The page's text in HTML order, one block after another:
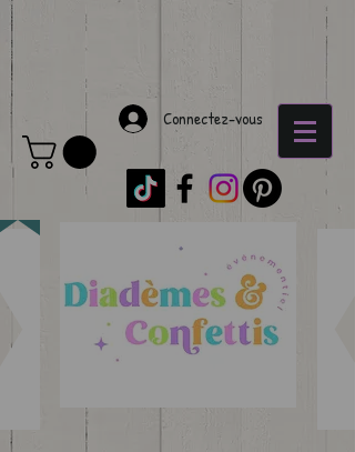
Connectez-vous